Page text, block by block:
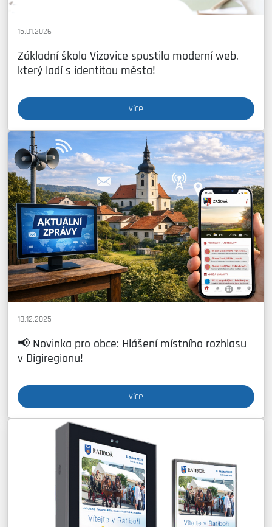
15.01.2026
Základní škola Vizovice spustila moderní web,
který ladí s identitou města!
více
18.12.2025
📢 Novinka pro obce: Hlášení místního rozhlasu
v Digiregionu!
více